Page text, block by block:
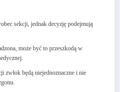
sekcji, jednak decyzję podejmują
może być to przeszkodą w
będą niejednoznaczne i nie